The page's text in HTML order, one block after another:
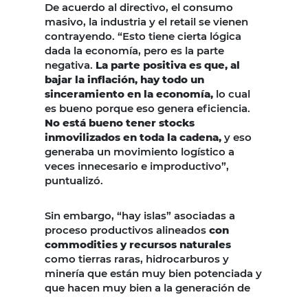
De acuerdo al directivo, el consumo
masivo, la industria y el retail se vienen
contrayendo. “Esto tiene cierta lógica
dada la economía, pero es la parte
negativa. La parte positiva es que, al
bajar la inflación, hay todo un
sinceramiento en la economía, lo cual
es bueno porque eso genera eficiencia.
No está bueno tener stocks
inmovilizados en toda la cadena, y eso
generaba un movimiento logístico a
veces innecesario e improductivo”,
puntualizó.
Sin embargo, “hay islas” asociadas a
proceso productivos alineados con
commodities y recursos naturales
como tierras raras, hidrocarburos y
minería que están muy bien potenciada y
que hacen muy bien a la generación de